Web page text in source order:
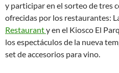
y participar en el sorteo de tres
ofrecidas por los restaurantes:
Restauranty en el Kiosco El
los espectáculos de la nueva
set de accesorios para vino.